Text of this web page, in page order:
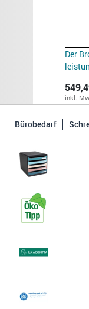
Der
inkl.
Bürobedarf